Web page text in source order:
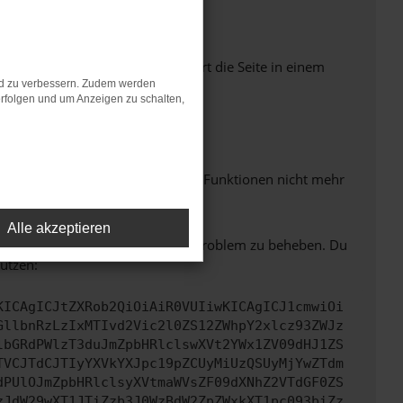
Seiten verhindern. Funktioniert die Seite in einem
dazu führen, dass bestimmte Funktionen nicht mehr
Wir werden versuchen, das Problem zu beheben. Du
zu verbessern. Zudem werden
und um Anzeigen zu schalten,
Alle akzeptieren